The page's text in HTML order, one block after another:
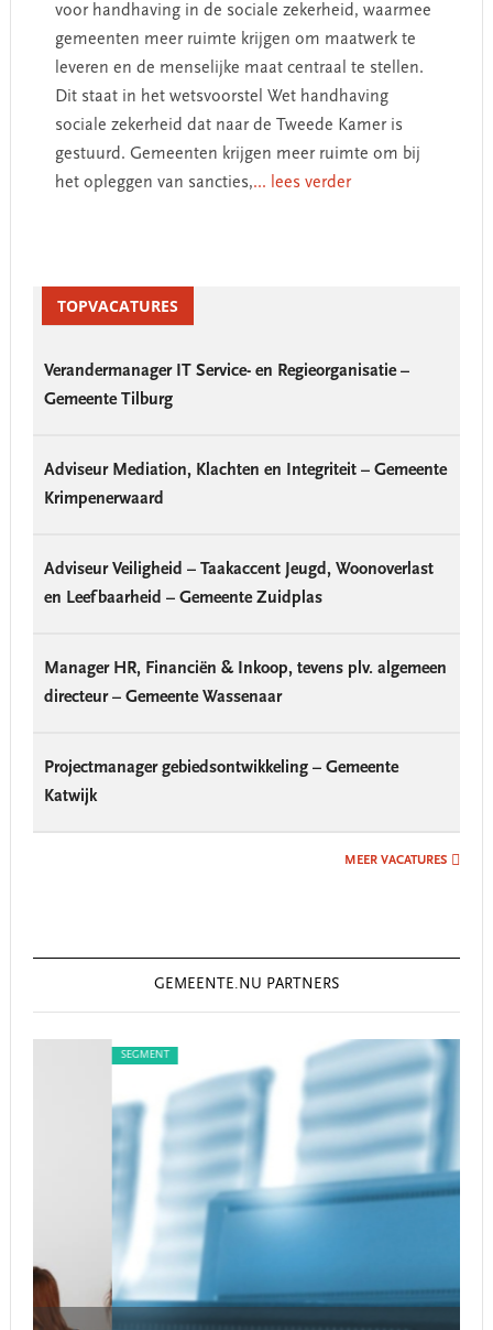
voor handhaving in de sociale zekerheid, waarmee
gemeenten meer ruimte krijgen om maatwerk te
leveren en de menselijke maat centraal te stellen.
Dit staat in het wetsvoorstel Wet handhaving
sociale zekerheid dat naar de Tweede Kamer is
gestuurd. Gemeenten krijgen meer ruimte om bij
het opleggen van sancties,... lees verder
SidebarTOPVACATURES
Verandermanager IT Service- en Regieorganisatie –
Gemeente Tilburg
Adviseur Mediation, Klachten en Integriteit – Gemeente
Krimpenerwaard
Adviseur Veiligheid – Taakaccent Jeugd, Woonoverlast
en Leefbaarheid – Gemeente Zuidplas
Manager HR, Financiën & Inkoop, tevens plv. algemeen
directeur – Gemeente Wassenaar
Projectmanager gebiedsontwikkeling – Gemeente
Katwijk
MEER VACATURES
GEMEENTE.NU PARTNERS